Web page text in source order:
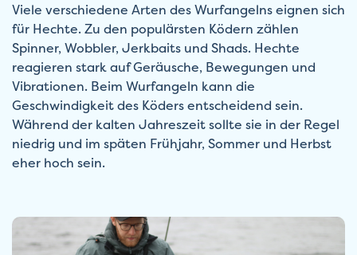
Viele verschiedene Arten des Wurfangelns eignen sich
für Hechte. Zu den populärsten Ködern zählen
Spinner, Wobbler, Jerkbaits und Shads. Hechte
reagieren stark auf Geräusche, Bewegungen und
Vibrationen. Beim Wurfangeln kann die
Geschwindigkeit des Köders entscheidend sein.
Während der kalten Jahreszeit sollte sie in der Regel
niedrig und im späten Frühjahr, Sommer und Herbst
eher hoch sein.